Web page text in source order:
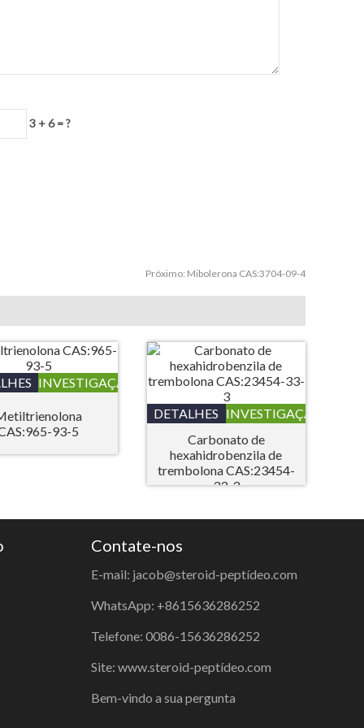
3 + 6 = ?
Próximo: Mibolerona CAS:3704-09-4
INVESTIGAÇÃO
93-5
DETALHES INVESTIGAÇÃO
Carbonato de
hexahidrobenzila de
trembolona CAS:23454-
33-3
Contate-nos
E-mail: jacob@steroid-peptídeo.com
WhatsApp: +8615636286252
Telefone: 0086-15636286252
Site: www.steroid-peptídeo.com
Bem-vindo a sua pergunta